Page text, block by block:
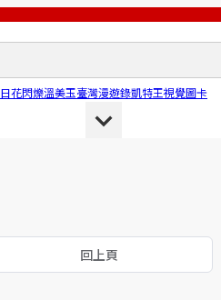
日花閃爍溫美玉臺灣漫遊錄凱特王視覺圖卡
回上頁